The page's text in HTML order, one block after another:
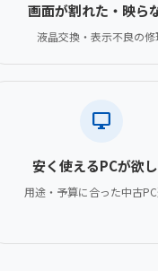
画面が割れた・映ら
液晶交換・表示不良の修
desktop_windows
安く使えるPCが欲
用途・予算に合った中古